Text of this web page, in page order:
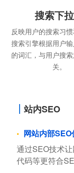
搜索下
反映用户的搜索习
搜索引擎根据用户
的词汇，与用户搜
关。
站内SEO
网站内部SEO
通过SEO技术
代码等更符合